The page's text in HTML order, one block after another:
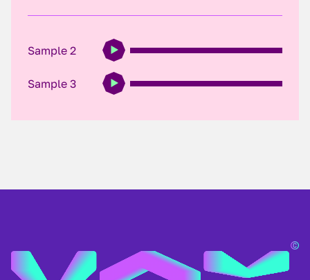
Sample 2
Sample 3